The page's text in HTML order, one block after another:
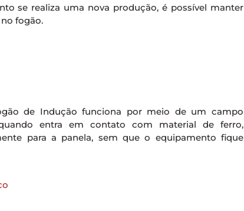
se realiza uma nova produção, é possível manter
fogão.
de Indução funciona por meio de um campo
entra em contato com material de ferro,
para a panela, sem que o equipamento fique